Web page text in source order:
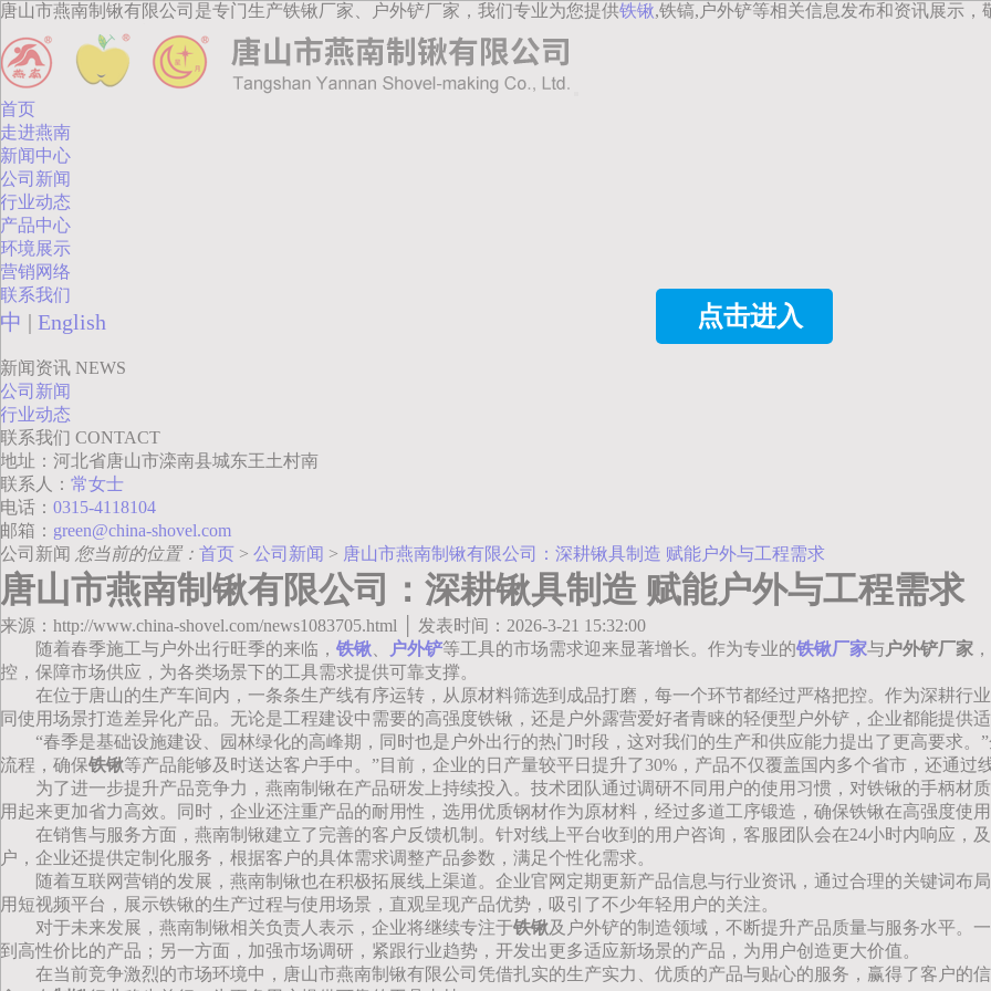
点击进入
唐山市燕南制锹有限公司是专门生产铁锹厂家、户外铲厂家，我们专业为您提供铁锹,铁镐,户外铲等相关信息发布和资讯展示，
首页
走进燕南
新闻中心
公司新闻
行业动态
产品中心
环境展示
营销网络
联系我们
中 | English
新闻资讯 NEWS
公司新闻
行业动态
联系我们 CONTACT
地址：河北省唐山市滦南县城东王土村南
联系人： 常女士
电话： 0315-4118104
邮箱： green@china-shovel.com
公司新闻 您当前的位置： 首页 > 公司新闻 > 唐山市燕南制锹有限公司：深耕锹具制造 赋能户外与工程需求
唐山市燕南制锹有限公司：深耕锹具制造 赋能户外与工程需求
来源：http://www.china-shovel.com/news1083705.html │ 发表时间：2026-3-21 15:32:00
随着春季施工与户外出行旺季的来临， 铁锹 户外铲等工具的市场需求迎来显著增长。作为专业的铁锹厂家与 户外铲厂家
控，保障市场供应，为各类场景下的工具需求提供可靠支撑。
在位于唐山的生产车间内，一条条生产线有序运转，从原材料筛选到成品打磨，每一个环节都经过严格把控。作为深耕行
同使用场景打造差异化产品。无论是工程建设中需要的高强度铁锹，还是户外露营爱好者青睐的轻便型户外铲，企业都能提供适
“春季是基础设施建设、园林绿化的高峰期，同时也是户外出行的热门时段，这对我们的生产和供应能力提出了更高要求
流程，确保铁锹等产品能够及时送达客户手中。”目前，企业的日产量较平日提升了30%，产品不仅覆盖国内多个省市，还通过
为了进一步提升产品竞争力，燕南制锹在产品研发上持续投入。技术团队通过调研不同用户的使用习惯，对铁锹的手柄材
用起来更加省力高效。同时，企业还注重产品的耐用性，选用优质钢材作为原材料，经过多道工序锻造，确保铁锹在高强度使用
在销售与服务方面，燕南制锹建立了完善的客户反馈机制。针对线上平台收到的用户咨询，客服团队会在24小时内响应，
户，企业还提供定制化服务，根据客户的具体需求调整产品参数，满足个性化需求。
随着互联网营销的发展，燕南制锹也在积极拓展线上渠道。企业官网定期更新产品信息与行业资讯，通过合理的关键词布
用短视频平台，展示铁锹的生产过程与使用场景，直观呈现产品优势，吸引了不少年轻用户的关注。
对于未来发展，燕南制锹相关负责人表示，企业将继续专注于铁锹及户外铲的制造领域，不断提升产品质量与服务水平。
到高性价比的产品；另一方面，加强市场调研，紧跟行业趋势，开发出更多适应新场景的产品，为用户创造更大价值。
在当前竞争激烈的市场环境中，唐山市燕南制锹有限公司凭借扎实的生产实力、优质的产品与贴心的服务，赢得了客户的